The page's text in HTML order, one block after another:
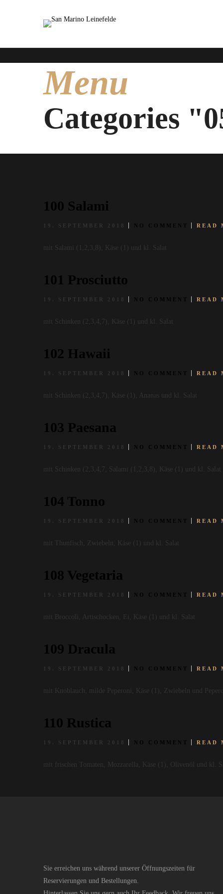
Menu
Categories
100 Salami
19. SEPTEMBER 2018 NO COMMENT READ
mit Salami (1,2,3,8), Käse (1) und kl. Salat
101 Prosciutto
19. SEPTEMBER 2018 NO COMMENT READ
mit Schinken (2,3,4,7), Käse (1) und kl. Salat
102 Hawaii
19. SEPTEMBER 2018 NO COMMENT READ
mit Schinken (2,3,4,7), Käse (1), Ananas und kl. Salat
103 Paesana
19. SEPTEMBER 2018 NO COMMENT READ
mit Schinken (2,3,4,7, Salami (1,2,3,8), Käse (1) und kl. Salat
104 Tonno
19. SEPTEMBER 2018 NO COMMENT READ
mit Thunfisch, Zwiebeln, Käse (1) und kl. Salat
108 Vegetaria
19. SEPTEMBER 2018 NO COMMENT READ
mit Broccoli, Artischocken, Ei, Käse (1) und kl. Salat
109 Dracula
19. SEPTEMBER 2018 NO COMMENT READ
mit Knoblauch, milde Peperoni, Käse (1), Zwiebeln und
110 Rustica
19. SEPTEMBER 2018 NO COMMENT READ
mit frischen Tomaten, Mozzarella, Käse (1), Olivenöl und kl.
Sie erreichen uns während unserer Öffnungszeiten für
Reservierungen und Bestellungen.